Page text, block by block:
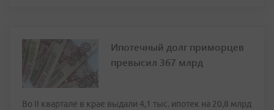
Ипотечный долг приморцев
превысил 367 млрд
Во II квартале в крае выдали 4,1 тыс. ипотек на 20,8 млрд